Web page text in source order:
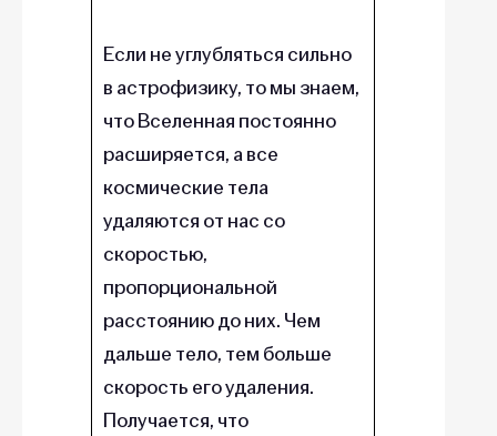
Если не углубляться сильно
в астрофизику, то мы знаем,
что Вселенная постоянно
расширяется, а все
космические тела
удаляются от нас со
скоростью,
пропорциональной
расстоянию до них. Чем
дальше тело, тем больше
скорость его удаления.
Получается, что